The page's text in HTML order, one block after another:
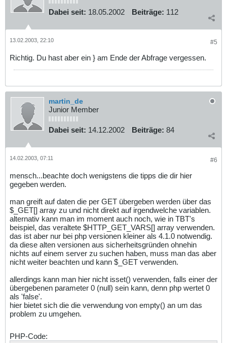
Dabei seit: 18.05.2002 Beiträge: 112
#5
13.02.2003, 22:10
Richtig. Du hast aber ein } am Ende der Abfrage vergessen.
martin_de
Junior Member
Dabei seit: 14.12.2002 Beiträge: 84
#6
14.02.2003, 07:11
mensch...beachte doch wenigstens die tipps die dir hier
gegeben werden.
man greift auf daten die per GET übergeben werden über das
$_GET[] array zu und nicht direkt auf irgendwelche variablen.
alternativ kann man im moment auch noch, wie in TBT's
beispiel, das veraltete $HTTP_GET_VARS[] array verwenden.
das ist aber nur bei php versionen kleiner als 4.1.0 notwendig.
da diese alten versionen aus sicherheitsgründen ohnehin
nichts auf einem server zu suchen haben, muss man das aber
nicht weiter beachten und kann $_GET verwenden.
allerdings kann man hier nicht isset() verwenden, falls einer der
übergebenen parameter 0 (null) sein kann, denn php wertet 0
als 'false'.
hier bietet sich die die verwendung von empty() an um das
problem zu umgehen.
PHP-Code: